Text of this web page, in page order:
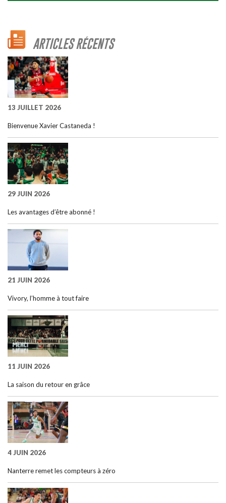
ARTICLES RÉCENTS
13 JUILLET 2026
Bienvenue Xavier Castaneda !
29 JUIN 2026
Les avantages d’être abonné !
21 JUIN 2026
Vivory, l’homme à tout faire
11 JUIN 2026
La saison du retour en grâce
4 JUIN 2026
Nanterre remet les compteurs à zéro